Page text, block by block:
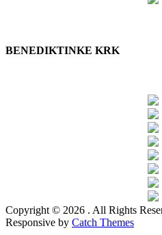
BENEDIKTINKE KRK
Copyright © 2026 . All Rights
Responsive by Catch Themes